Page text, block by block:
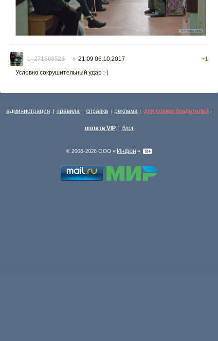
1_271868523 ○ 21:09 06.10.2017
+1
Условно сокрушительный удар ;-)
администрация | правила | справка | реклама | для правообладателей |
оплата VIP | блог
© 2008-2026 ООО « Инфон »